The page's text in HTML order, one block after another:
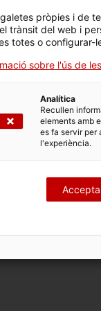
de circulant.
carència de fins
de carència de fins
anticipada, del
90 dies
entre l'1,95%
pròpies i de
trànsit del web i
totes o configurar-
sobre l'ús de
Analítica
Recullen
elements amb
es fa servir per
l'experiència.